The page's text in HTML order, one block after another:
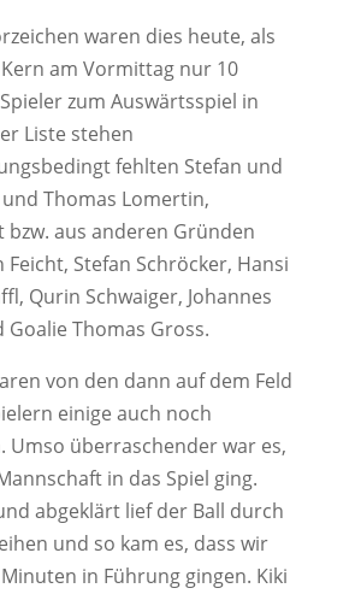
waren dies heute, als
am Vormittag nur 10
zum Auswärtsspiel in
Liste stehen
fehlten Stefan und
Thomas Lomertin,
aus anderen Gründen
Stefan Schröcker, Hansi
Qurin Schwaiger, Johannes
Goalie Thomas Gross.
von den dann auf dem Feld
einige auch noch
Umso überraschender war es,
in das Spiel ging.
abgeklärt lief der Ball durch
und so kam es, dass wir
in Führung gingen. Kiki